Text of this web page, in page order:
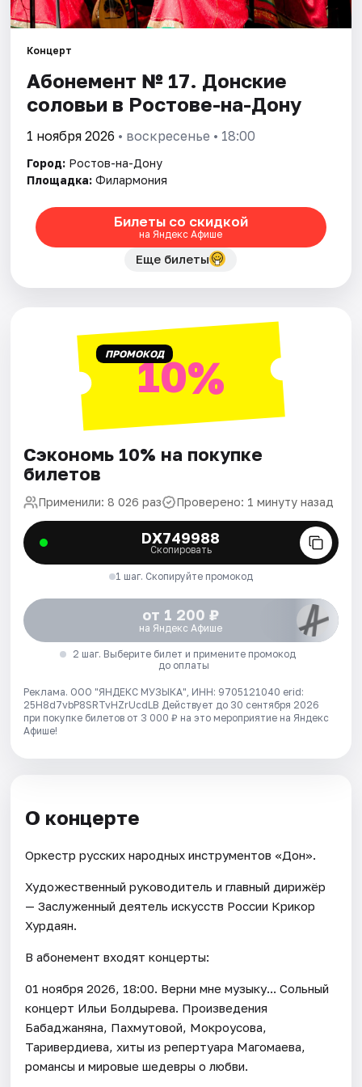
Площадки
Артисты
Концерт
Абонемент № 17. Донские
соловьи в Ростове-на-Дону
1 ноября 2026 • воскресенье • 18:00
Город: Ростов-на-Дону
Площадка: Филармония
Билеты со скидкой
на Яндекс Афише
Еще билеты
ПРОМОКОД10%
Сэкономь 10% на покупке
билетов
Применили: 8 026 раз Проверено: 1 минуту назад
DX749988
Скопировать
1 шаг. Скопируйте промокод
от 1 200 ₽
на Яндекс Афише
2 шаг. Выберите билет и примените промокод
до оплаты
Реклама. ООО "ЯНДЕКС МУЗЫКА", ИНН: 9705121040 erid:
25H8d7vbP8SRTvHZrUcdLB Действует до 30 сентября 2026
при покупке билетов от 3 000 ₽ на это мероприятие на Яндекс
Афише!
О концерте
Оркестр русских народных инструментов «Дон».
Художественный руководитель и главный дирижёр
— Заслуженный деятель искусств России Крикор
Хурдаян.
В абонемент входят концерты:
01 ноября 2026, 18:00. Верни мне музыку... Сольный
концерт Ильи Болдырева. Произведения
Бабаджаняна, Пахмутовой, Мокроусова,
Таривердиева, хиты из репертуара Магомаева,
романсы и мировые шедевры о любви.